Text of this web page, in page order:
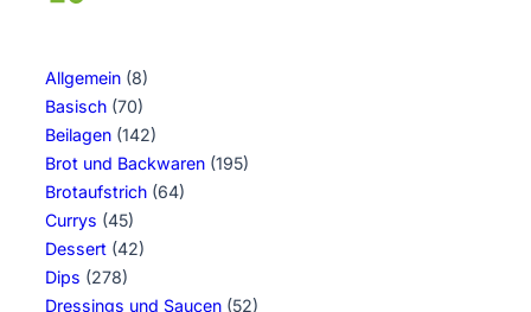
Allgemein (8)
Basisch (70)
Beilagen (142)
Brot und Backwaren (195)
Brotaufstrich (64)
Currys (45)
Dessert (42)
Dips (278)
Dressings und Saucen (52)